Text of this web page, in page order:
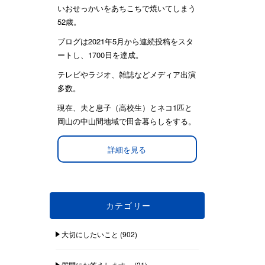
いおせっかいをあちこちで焼いてしまう
52歳。
ブログは2021年5月から連続投稿をスタ
ートし、1700日を達成。
テレビやラジオ、雑誌などメディア出演
多数。
現在、夫と息子（高校生）とネコ1匹と
岡山の中山間地域で田舎暮らしをする。
詳細を見る
カテゴリー
大切にしたいこと (902)